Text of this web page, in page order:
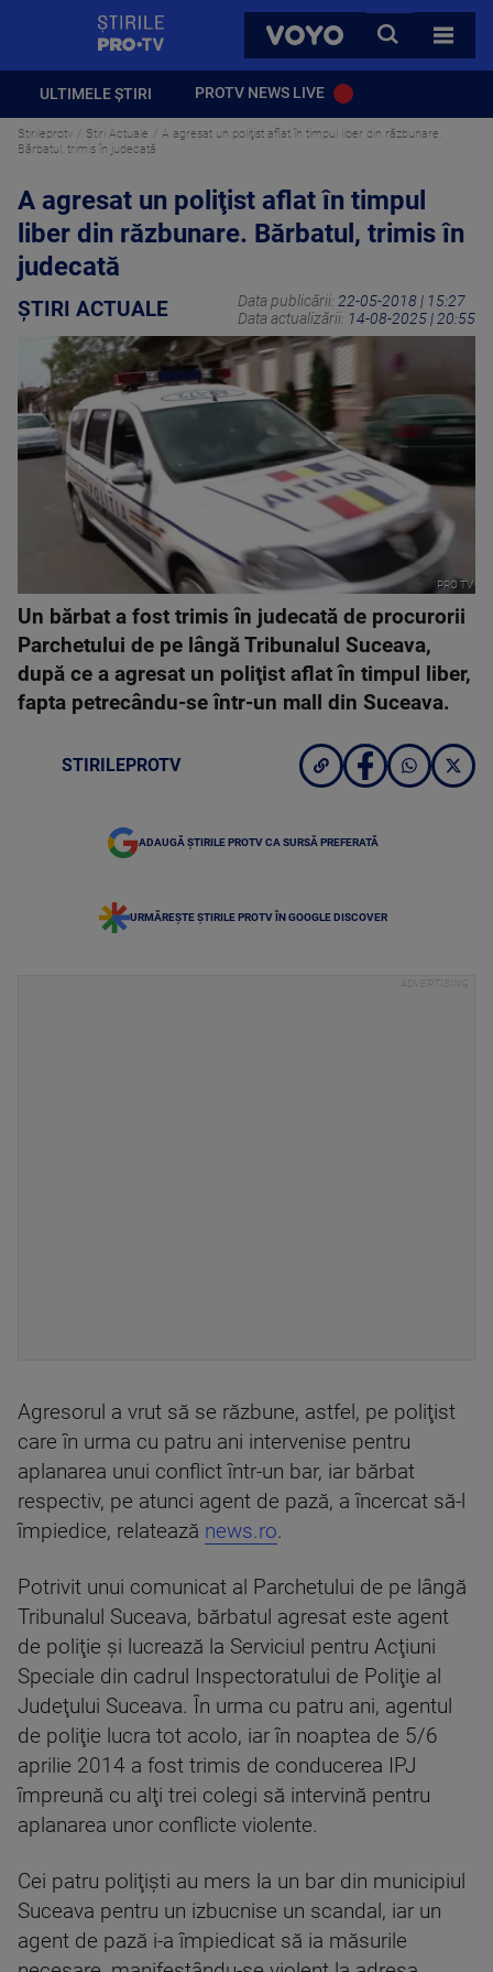
VOYO
CAUTA
TOATE
ULTIMELE ȘTIRI PROTV NEWS LIVE
Stirileprotv Știri Actuale
A agresat un poliţist aflat în timpul liber din răzbunare.
Bărbatul, trimis în judecată
A agresat un poliţist aflat în timpul
liber din răzbunare. Bărbatul, trimis în
judecată
ȘTIRI ACTUALE Data publicării: 22-05-2018 | 15:27
Data actualizării: 14-08-2025 | 20:55
PRO TV
Un bărbat a fost trimis în judecată de procurorii
Parchetului de pe lângă Tribunalul Suceava,
după ce a agresat un poliţist aflat în timpul liber,
fapta petrecându-se într-un mall din Suceava.
STIRILEPROTV
ADAUGĂ ȘTIRILE PROTV CA SURSĂ PREFERATĂ
URMĂREȘTE ȘTIRILE PROTV ÎN GOOGLE DISCOVER
Agresorul a vrut să se răzbune, astfel, pe poliţist
care în urma cu patru ani intervenise pentru
aplanarea unui conflict într-un bar, iar bărbat
respectiv, pe atunci agent de pază, a încercat să-l
împiedice, relatează news.ro.
Potrivit unui comunicat al Parchetului de pe lângă
Tribunalul Suceava, bărbatul agresat este agent
de poliţie şi lucrează la Serviciul pentru Acţiuni
Speciale din cadrul Inspectoratului de Poliţie al
Judeţului Suceava. În urma cu patru ani, agentul
de poliţie lucra tot acolo, iar în noaptea de 5/6
aprilie 2014 a fost trimis de conducerea IPJ
împreună cu alţi trei colegi să intervină pentru
aplanarea unor conflicte violente.
Cei patru poliţişti au mers la un bar din municipiul
Suceava pentru un izbucnise un scandal, iar un
agent de pază i-a împiedicat să ia măsurile